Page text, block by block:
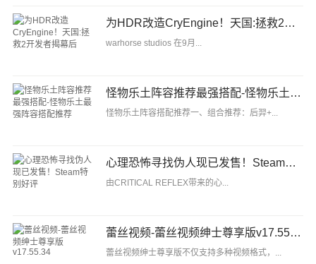
为HDR改造CryEngine！天国:拯救2开发者揭幕后
warhorse studios 在9月...
怪物乐土阵容推荐最强搭配-怪物乐土最强阵容搭配推荐
怪物乐土阵容搭配推荐一、组合推荐：后羿+...
心理恐怖寻找伪人现已发售！Steam特别好评
由CRITICAL REFLEX带来的心...
蕾丝视频-蕾丝视频绅士尊享版v17.55.34
蕾丝视频绅士尊享版不仅支持多种视频格式，...